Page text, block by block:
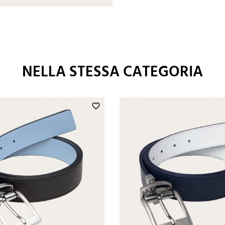
NELLA STESSA CATEGORIA
favorite_border